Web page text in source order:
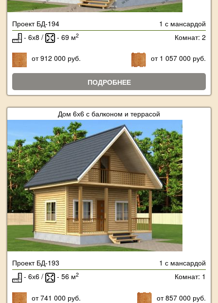
Проект БД-194
1 с мансардой
- 6х8 /
- 69 м2 Комнат: 2
от 912 000 руб. от 1 057 000 руб.
ПОДРОБНЕЕ
Дом 6х6 с балконом и террасой
Проект БД-193
1 с мансардой
- 6х6 /
- 56 м2 Комнат: 1
от 741 000 руб. от 857 000 руб.